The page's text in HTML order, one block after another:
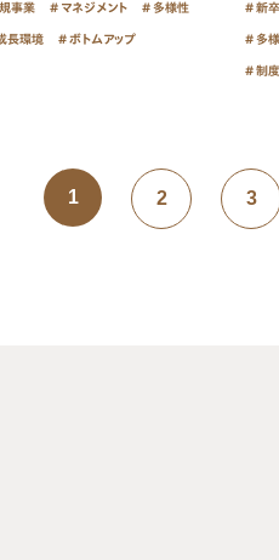
事業 マネジメント 多様性
長環境 ボトムアップ
新
多
制
1 2 3